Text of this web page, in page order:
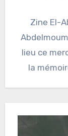
Zine El-
lieu ce
la